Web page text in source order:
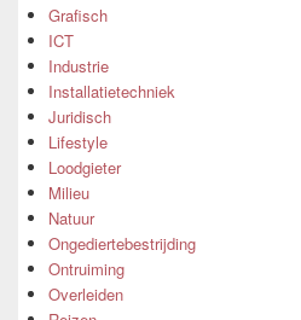
Grafisch
ICT
Industrie
Installatietechniek
Juridisch
Lifestyle
Loodgieter
Milieu
Natuur
Ongediertebestrijding
Ontruiming
Overleiden